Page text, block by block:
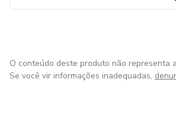
O conteúdo deste produto não representa
Se você vir informações inadequadas,